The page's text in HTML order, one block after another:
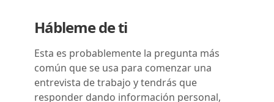
Hábleme de ti
Esta es probablemente la pregunta más
común que se usa para comenzar una
entrevista de trabajo y tendrás que
responder dando información personal,